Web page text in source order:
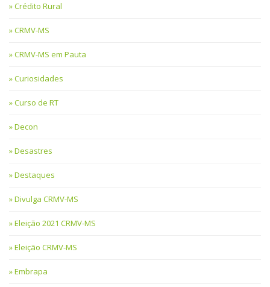
Crédito Rural
CRMV-MS
CRMV-MS em Pauta
Curiosidades
Curso de RT
Decon
Desastres
Destaques
Divulga CRMV-MS
Eleição 2021 CRMV-MS
Eleição CRMV-MS
Embrapa